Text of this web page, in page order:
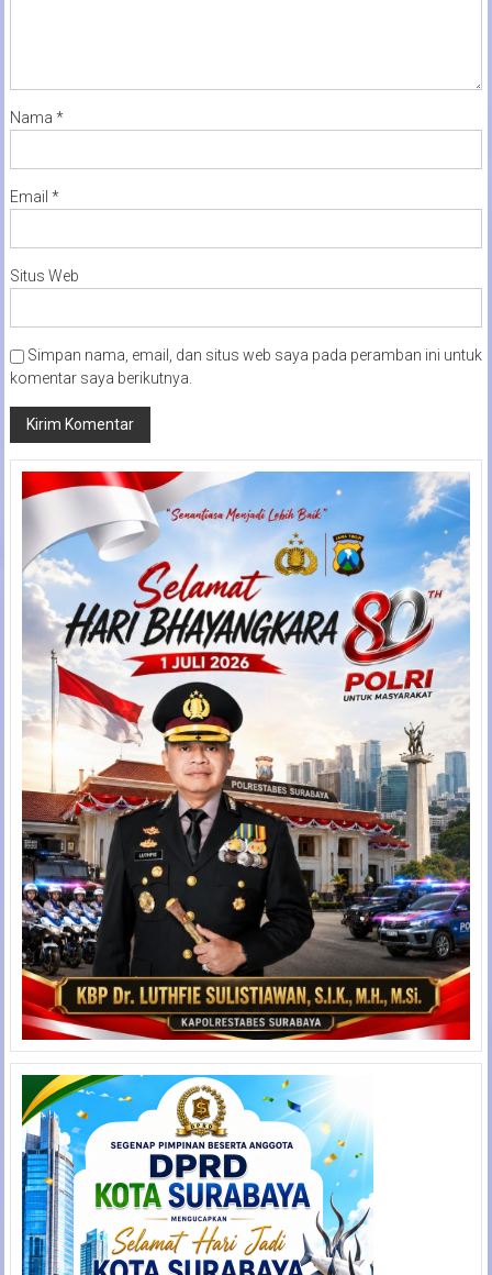
Nama *
Email *
Situs Web
Simpan nama, email, dan situs web saya pada peramban ini untuk
komentar saya berikutnya.